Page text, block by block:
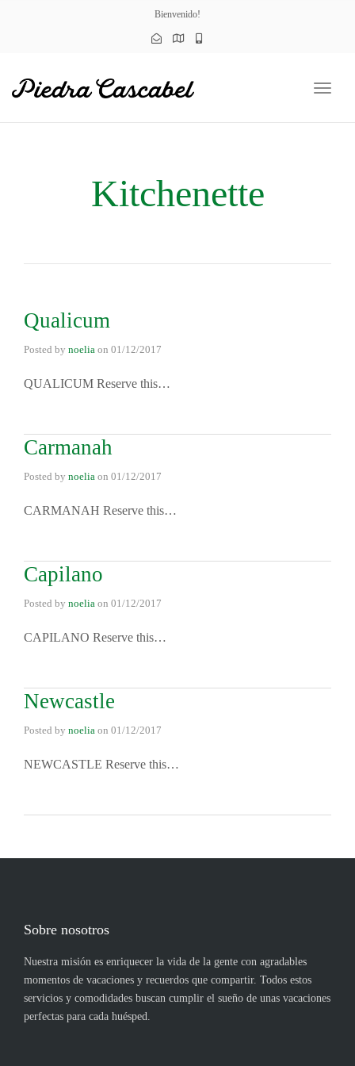
Bienvenido!
Kitchenette
Qualicum
Posted by noelia on 01/12/2017
QUALICUM Reserve this…
Carmanah
Posted by noelia on 01/12/2017
CARMANAH Reserve this…
Capilano
Posted by noelia on 01/12/2017
CAPILANO Reserve this…
Newcastle
Posted by noelia on 01/12/2017
NEWCASTLE Reserve this…
Sobre nosotros
Nuestra misión es enriquecer la vida de la gente con agradables
momentos de vacaciones y recuerdos que compartir. Todos estos
servicios y comodidades buscan cumplir el sueño de unas vacaciones
perfectas para cada huésped.